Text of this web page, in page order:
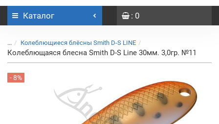
Каталог : 0
... Колеблющиеся блёсны Smith D-S LINE
Колеблющаяся блесна Smith D-S Line 30мм. 3,0гр. №11
- 8%